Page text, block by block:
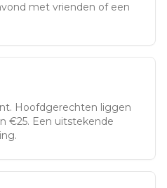
met vrienden of een
. Hoofdgerechten liggen
€25. Een uitstekende